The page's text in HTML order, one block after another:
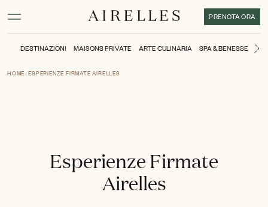
PRENOTA ORA
DESTINAZIONI MAISONS PRIVATE ARTE CULINARIA SPA & BENESSERE
HOME ESPERIENZE FIRMATE AIRELLES
Esperienze Firmate
Airelles